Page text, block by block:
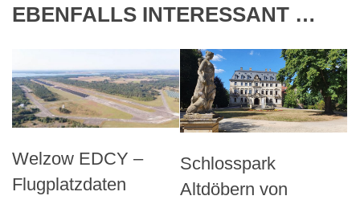
EBENFALLS INTERESSANT …
Welzow EDCY –
Flugplatzdaten
Schlosspark
Altdöbern von